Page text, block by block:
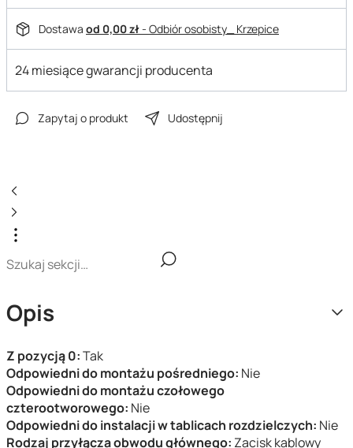
Dostawa od 0,00 zł- Odbiór osobisty_ Krzepice
24 miesiące gwarancji producenta
Zapytaj o produkt Udostępnij
Opis
Z pozycją 0:Tak
Odpowiedni do montażu pośredniego: Nie
Odpowiedni do montażu czołowego
czterootworowego: Nie
Odpowiedni do instalacji w tablicach rozdzielczych: Nie
Rodzaj przyłącza obwodu głównego: Zacisk kablowy